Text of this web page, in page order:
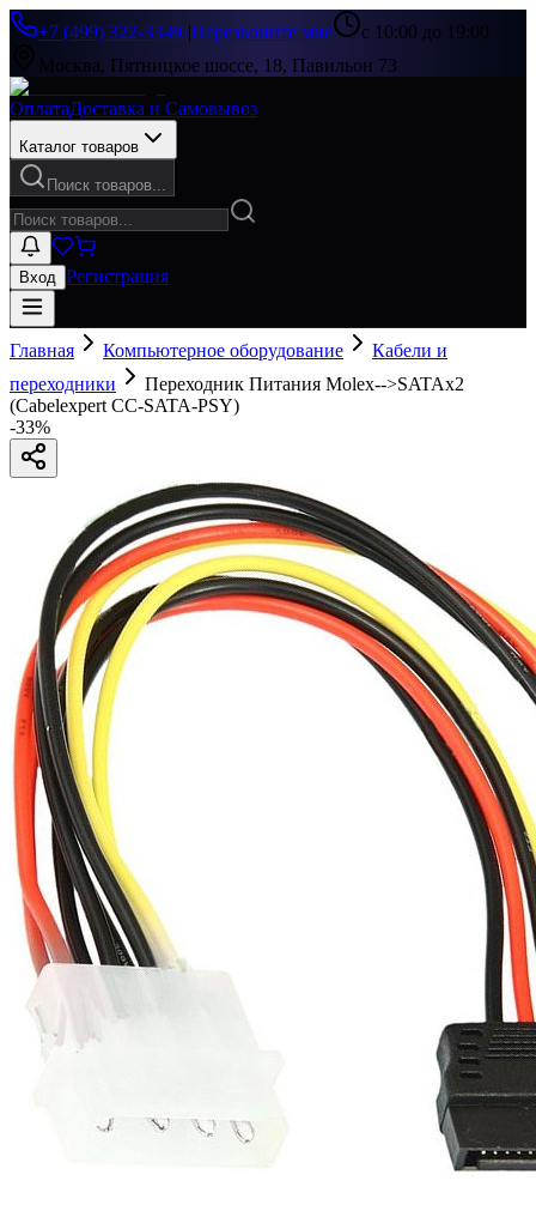
+7 (499) 322-33-86|Перезвоните мне
с 10:00 до 19:00
Москва, Пятницкое шоссе, 18, Павильон 73
ОплатаДоставка и Самовывоз
Каталог товаров
Поиск товаров...
Вход Регистрация
Главная Компьютерное оборудование
Кабели и
переходники
Переходник Питания Molex-->SATAx2
(Cabelexpert CC-SATA-PSY)
-33%